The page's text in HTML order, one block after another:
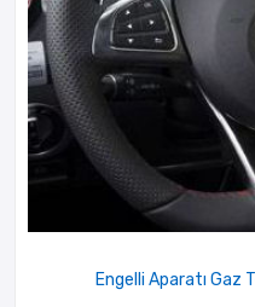
Engelli Aparatı Gaz